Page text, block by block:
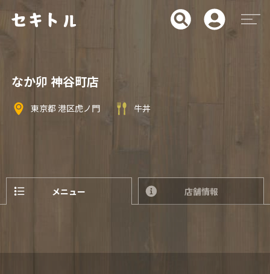
なか卯 神谷町店
東京都 港区虎ノ門 牛丼
メニュー 店舗情報